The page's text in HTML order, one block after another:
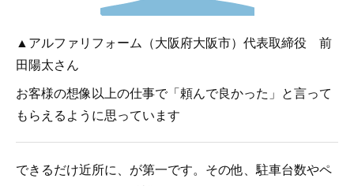
▲アルファリフォーム（大阪府大阪市）代表取締役 前
田陽太さん
お客様の想像以上の仕事で「頼んで良かった」と言って
もらえるように思っています
できるだけ近所に、が第一です。その他、駐車台数やペ